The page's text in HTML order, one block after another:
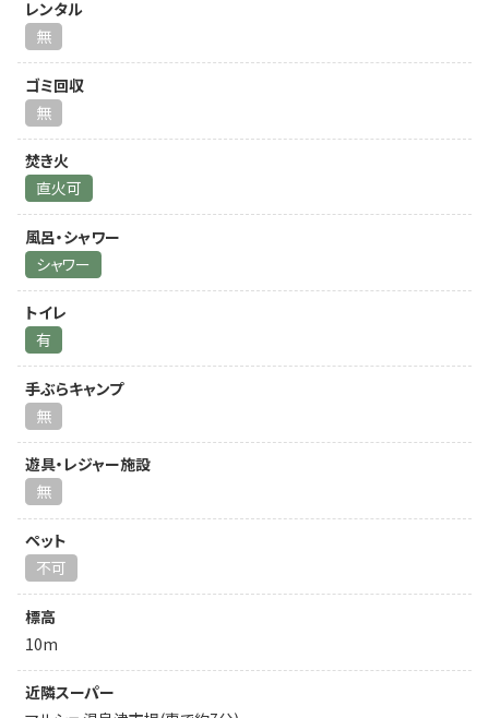
レンタル
無
ゴミ回収
無
焚き火
直火可
風呂・シャワー
シャワー
トイレ
有
手ぶらキャンプ
無
遊具・レジャー施設
無
ペット
不可
標高
10m
近隣スーパー